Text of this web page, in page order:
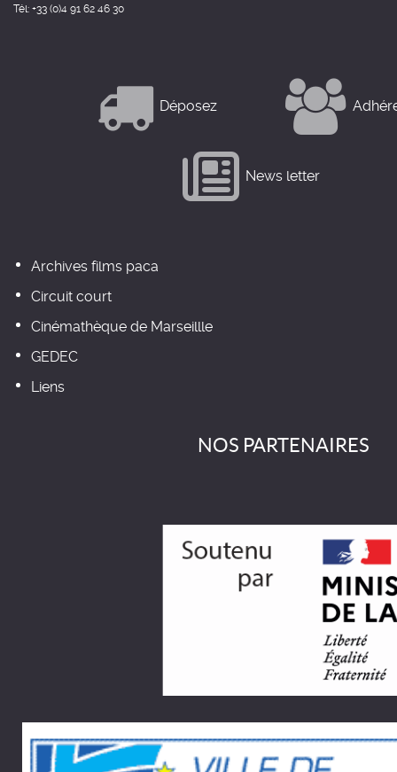
Tél: +33 (0)4 91 62 46 30
Déposez
News letter
Archives films paca
Circuit court
Cinémathèque de Marseillle
GEDEC
Liens
NOS PARTENAIRES